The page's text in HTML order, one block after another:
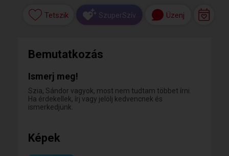
Tetszik SzuperSzív Üzenj
Bemutatkozás
Ismerj meg!
Szia, Sándor vagyok, most nem tudtam többet írni.
Ha érdekellek, írj vagy jelölj kedvencnek és
ismerkedjünk.
Képek